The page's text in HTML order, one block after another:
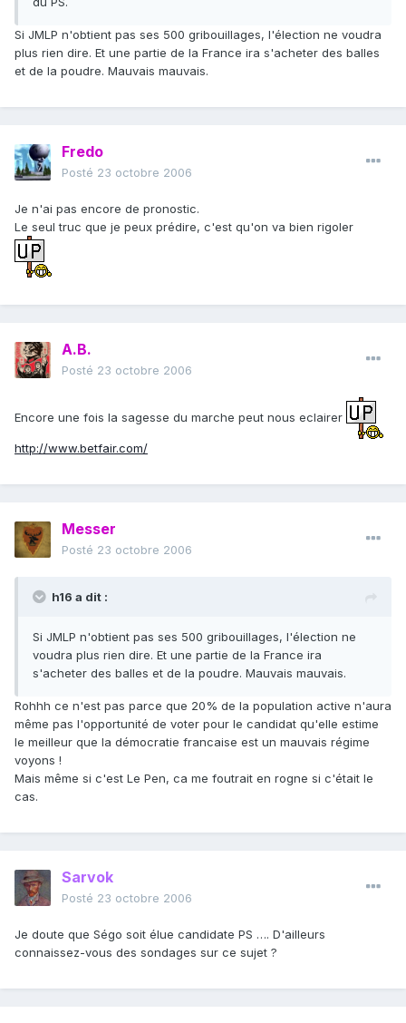
Si JMLP n'obtient pas ses 500 gribouillages, l'élection ne voudra
plus rien dire. Et une partie de la France ira s'acheter des balles
et de la poudre. Mauvais mauvais.
Fredo
Posté 23 octobre 2006
Je n'ai pas encore de pronostic.
Le seul truc que je peux prédire, c'est qu'on va bien rigoler
A.B.
Posté 23 octobre 2006
Encore une fois la sagesse du marche peut nous eclairer
http://www.betfair.com/
Messer
Posté 23 octobre 2006
h16 a dit :
Si JMLP n'obtient pas ses 500 gribouillages, l'élection ne
voudra plus rien dire. Et une partie de la France ira
s'acheter des balles et de la poudre. Mauvais mauvais.
Rohhh ce n'est pas parce que 20% de la population active n'aura
même pas l'opportunité de voter pour le candidat qu'elle estime
le meilleur que la démocratie francaise est un mauvais régime
voyons !
Mais même si c'est Le Pen, ca me foutrait en rogne si c'était le
cas.
Sarvok
Posté 23 octobre 2006
Je doute que Ségo soit élue candidate PS …. D'ailleurs
connaissez-vous des sondages sur ce sujet ?